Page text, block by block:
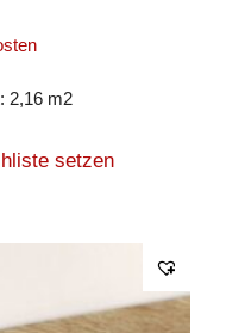
2,16 m2
setzen